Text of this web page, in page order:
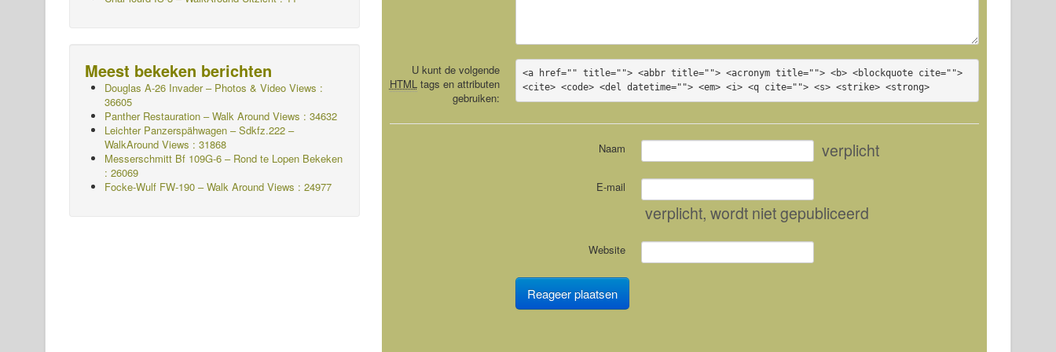
U kunt de volgende
HTML tags en attributen
gebruiken:
<a href="" title=""> <abbr title=""> <acronym title=""> <b> <blockquote cite="">
<cite> <code> <del datetime=""> <em> <i> <q cite=""> <s> <strike> <strong>
Naam verplicht
E-mail
verplicht, wordt niet gepubliceerd
Website
Meest bekeken berichten
Douglas A-26 Invader – Photos & Video Views :
36605
Panther Restauration – Walk Around Views : 34632
Leichter Panzerspähwagen – Sdkfz.222 –
WalkAround Views : 31868
Messerschmitt Bf 109G-6 – Rond te Lopen Bekeken
: 26069
Focke-Wulf FW-190 – Walk Around Views : 24977